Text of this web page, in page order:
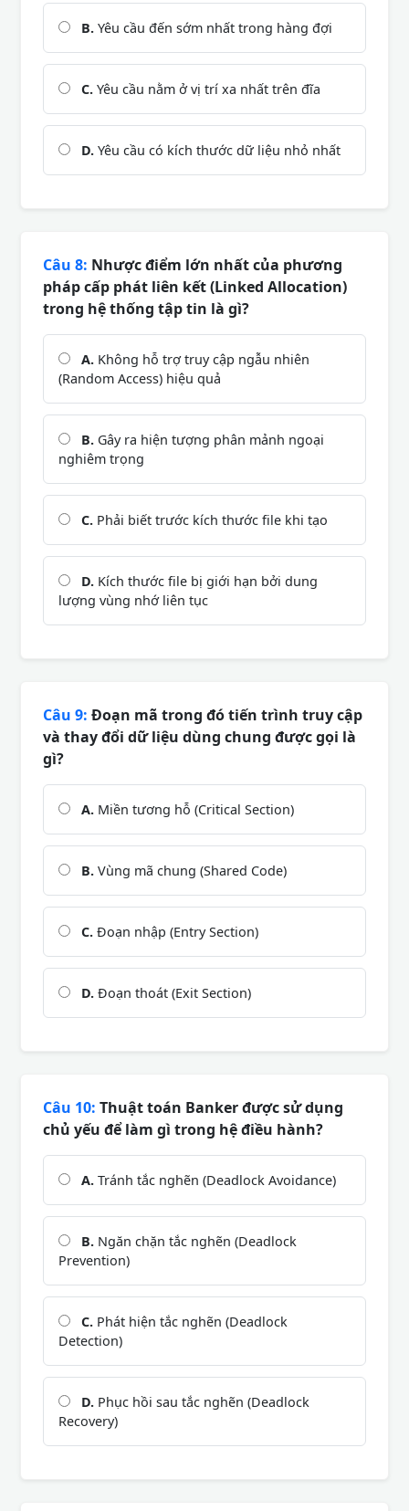
B. Yêu cầu đến sớm nhất trong hàng đợi
C. Yêu cầu nằm ở vị trí xa nhất trên đĩa
D. Yêu cầu có kích thước dữ liệu nhỏ nhất
Câu 8: Nhược điểm lớn nhất của phương
pháp cấp phát liên kết (Linked Allocation)
trong hệ thống tập tin là gì?
A. Không hỗ trợ truy cập ngẫu nhiên
(Random Access) hiệu quả
B. Gây ra hiện tượng phân mảnh ngoại
nghiêm trọng
C. Phải biết trước kích thước file khi tạo
D. Kích thước file bị giới hạn bởi dung
lượng vùng nhớ liên tục
Câu 9: Đoạn mã trong đó tiến trình truy cập
và thay đổi dữ liệu dùng chung được gọi là
gì?
A. Miền tương hỗ (Critical Section)
B. Vùng mã chung (Shared Code)
C. Đoạn nhập (Entry Section)
D. Đoạn thoát (Exit Section)
Câu 10: Thuật toán Banker được sử dụng
chủ yếu để làm gì trong hệ điều hành?
A. Tránh tắc nghẽn (Deadlock Avoidance)
B. Ngăn chặn tắc nghẽn (Deadlock
Prevention)
C. Phát hiện tắc nghẽn (Deadlock
Detection)
D. Phục hồi sau tắc nghẽn (Deadlock
Recovery)